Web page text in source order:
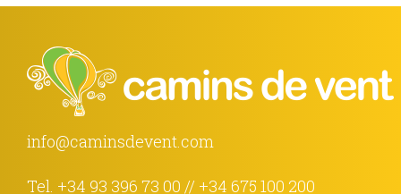
info@caminsdevent.com
Tel. +34 93 396 73 00 // +34 675 100 200